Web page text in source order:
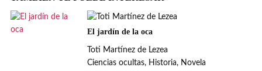
El jardín de la oca
Toti Martínez de Lezea
Ciencias ocultas, Historia, Novela